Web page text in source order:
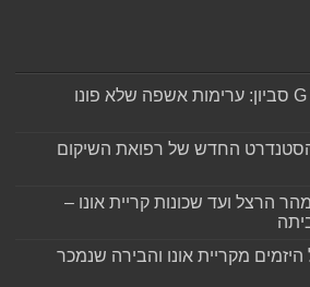
מפגע סביבתי במתחם G סביון: ערימות אשפה שלא פונו
הסטנדרט החדש של רפואת השיקום
הרצל ועד שכונות קריית אונו –
מקריית אונו והבירה שנמכר